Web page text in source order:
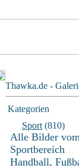
Thawka.de -
Kategorien
Sport (810)
Alle Bilder
Sportbereich
Handball,